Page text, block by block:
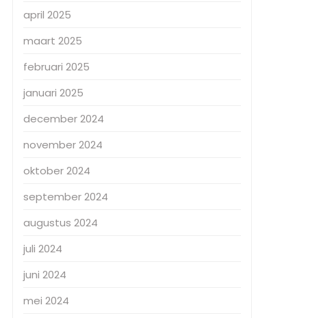
april 2025
maart 2025
februari 2025
januari 2025
december 2024
november 2024
oktober 2024
september 2024
augustus 2024
juli 2024
juni 2024
mei 2024